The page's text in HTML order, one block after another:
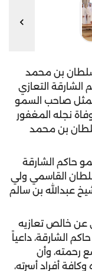
بن محمد
التعازي
صاحب السمو
نجله المغفور
سلطان بن محمد
حاكم الشارقة
القاسمي ولي
عبدالله بن سالم
عن خالص تعازيه
الشارقة، داعياً
رحمته، وأن
أفراد أسرته،